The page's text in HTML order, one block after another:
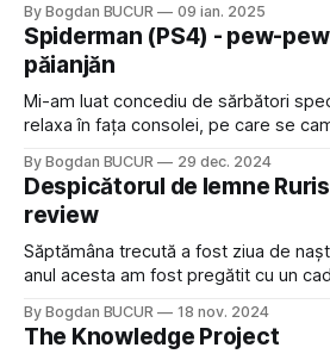
Spider-Verse, unde Miles e
prezent și în primul joc, dar fără să își
By Bogdan BUCUR 09 ian. 2025
Spiderman (PS4) - pew-
păianjăn
Mi-am luat concediu de sărbători
relaxa în fața consolei, pe care se
că am decis să dau, în sfârșit, o șansă
tocmai în 2018: Marvel's Spider-Man,
By Bogdan BUCUR 29 dec. 2024
Despicătorul de lemne
review
Săptămâna trecută a fost ziua de
anul acesta am fost pregătit cu un
la unul dar ce am văzut prin magazine
prea voluminos. Însă cum
By Bogdan BUCUR 18 nov. 2024
The Knowledge Project